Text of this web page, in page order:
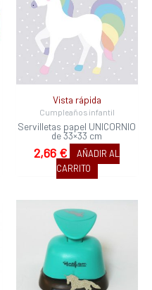
Vista rápida
Cumpleaños infantil
Servilletas papel UNICORNIO
de 33×33 cm
2,66 €
AÑADIR AL
CARRITO